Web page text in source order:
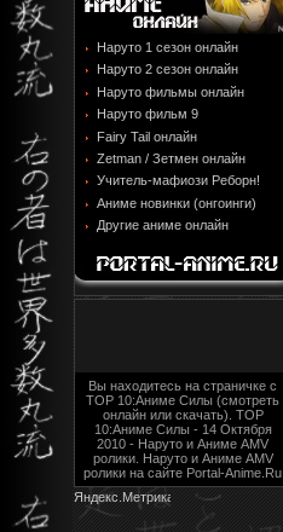
Наруто 1 сезон онлайн
Наруто 2 сезон онлайн
Наруто фильмы онлайн
Наруто фильм 9
Fairy Tail онлайн
Zetman / Зетмен онлайн
Учитель-мафиози Реборн!
Аниме новинки (онгоинги)
Другие аниме онлайн
Вы находитесь на страничке с
TOP 10:Аниме Cилы (смотреть
онлайн или скачать). TOP
10:Аниме Cилы - 14 Октября
2010 - Наруто и Аниме AMV
ролики. Наруто и Аниме AMV
ролики на сайте Portal-Anime.Ru